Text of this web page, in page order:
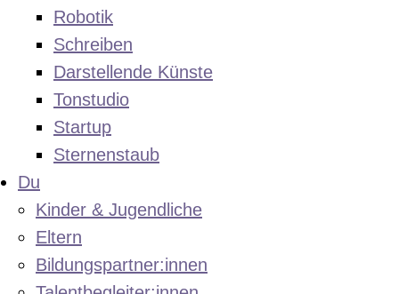
Robotik
Schreiben
Darstellende Künste
Tonstudio
Startup
Sternenstaub
Du
Kinder & Jugendliche
Eltern
Bildungspartner:innen